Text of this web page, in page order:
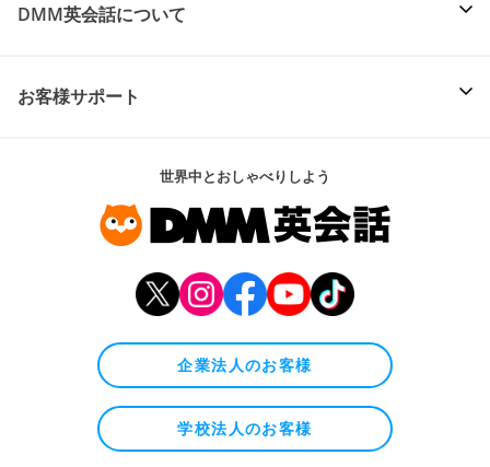
DMM英会話について
お客様サポート
世界中とおしゃべりしよう
企業法人のお客様
学校法人のお客様